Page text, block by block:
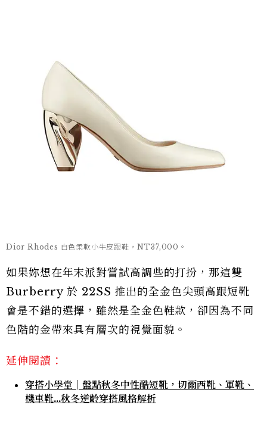
Dior Rhodes 白色柔軟小牛皮跟鞋，NT37,000。
如果妳想在年末派對嘗試高調些的打扮，那這雙
Burberry 於 22SS 推出的全金色尖頭高跟短靴
會是不錯的選擇，雖然是全金色鞋款，卻因為不同
色階的金帶來具有層次的視覺面貌。
延伸閱讀：
穿搭小學堂│盤點秋冬中性酷短靴，切爾西靴、軍靴、
機車靴...秋冬逆齡穿搭風格解析